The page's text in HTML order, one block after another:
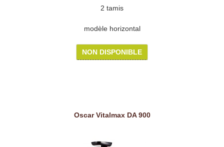
2 tamis
modèle horizontal
NON DISPONIBLE
Oscar Vitalmax DA 900